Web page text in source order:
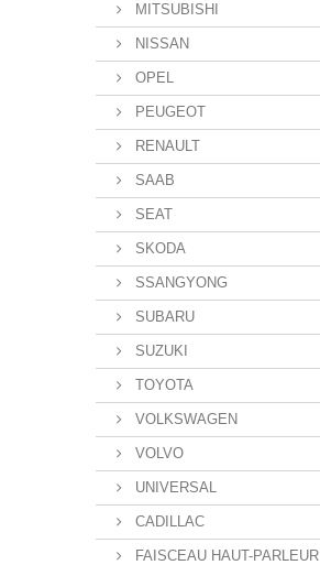
MITSUBISHI
NISSAN
OPEL
PEUGEOT
RENAULT
SAAB
SEAT
SKODA
SSANGYONG
SUBARU
SUZUKI
TOYOTA
VOLKSWAGEN
VOLVO
UNIVERSAL
CADILLAC
FAISCEAU HAUT-PARLEUR